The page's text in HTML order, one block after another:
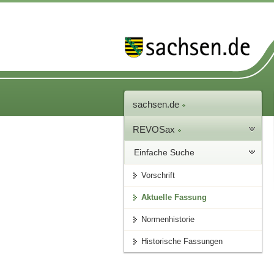
sachsen.de
REVOSax
Einfache Suche
Vorschrift
Aktuelle Fassung
Normenhistorie
Historische Fassungen